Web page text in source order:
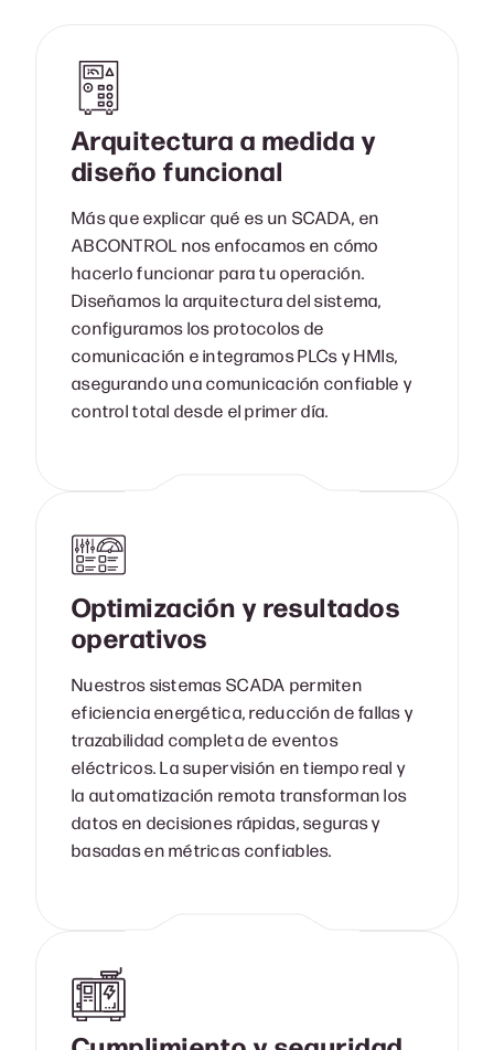
Arquitectura a medida y
diseño funcional
Más que explicar qué es un SCADA, en
ABCONTROL nos enfocamos en cómo
hacerlo funcionar para tu operación.
Diseñamos la arquitectura del sistema,
configuramos los protocolos de
comunicación e integramos PLCs y HMIs,
asegurando una comunicación confiable y
control total desde el primer día.
Optimización y resultados
operativos
Nuestros sistemas SCADA permiten
eficiencia energética, reducción de fallas y
trazabilidad completa de eventos
eléctricos. La supervisión en tiempo real y
la automatización remota transforman los
datos en decisiones rápidas, seguras y
basadas en métricas confiables.